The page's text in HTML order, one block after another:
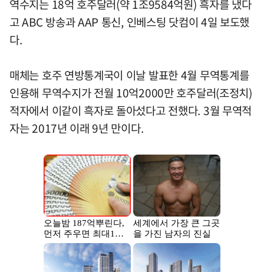
역수지는 18억 호주달러(약 1조9584억원) 흑자를 냈다
고 ABC 방송과 AAP 통신, 인베스팅 닷컴이 4일 보도했
다.
매체는 호주 연방통계국이 이날 발표한 4월 무역통계를
인용해 무역수지가 전월 10억2000만 호주달러(조정치)
적자에서 이같이 흑자로 돌아섰다고 전했다. 3월 무역적
자는 2017년 이래 9년 만이다.